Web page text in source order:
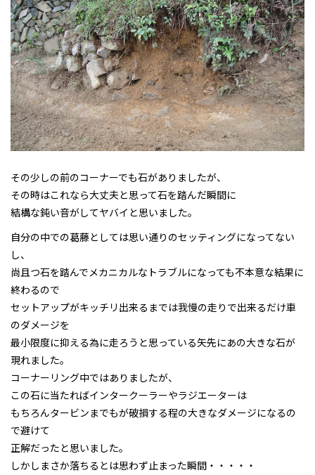
その少しの前のコーナーでも石がありましたが、
その時はこれなら大丈夫と思って石を踏んだ瞬間に
結構な鈍い音がしてヤバイと思いました。
自分の中での葛藤としては思い通りのセッティングになってない
し、
尚且つ石を踏んでメカニカルなトラブルになっても不本意な結果に
終わるので
セットアップがキッチリ出来るまでは我慢の走りで出来るだけ車
のダメージを
最小限度に抑える為に走ろうと思っている矢先にあの大きな石が
現れました。
コーナーリング中ではありましたが、
この石に当たればインタークーラーやラジエーターは
もちろんタービンまでもが破損する程の大きなダメージになるの
で避けて
正解だったと思いました。
しかしまさか落ちるとは思わず止まった瞬間・・・・・